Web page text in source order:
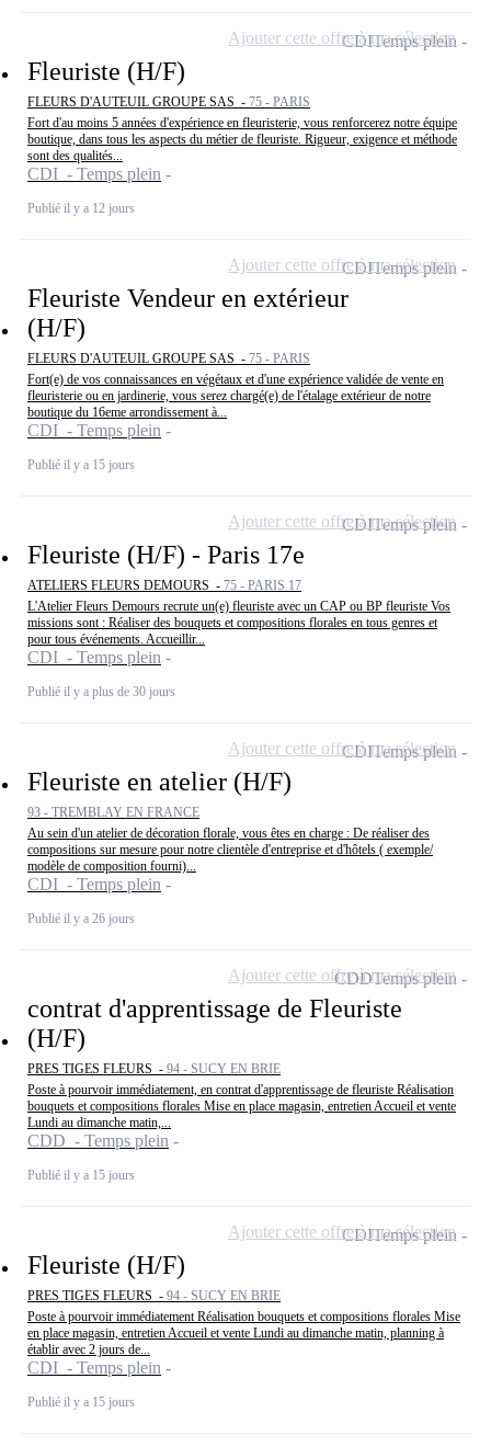
Fleuriste (H/F)
FLEURS D'AUTEUIL GROUPE SAS - 75 - PARIS
Fort d'au moins 5 années d'expérience en fleuristerie, vous renforcerez notre équipe
boutique, dans tous les aspects du métier de fleuriste. Rigueur, exigence et méthode
sont des qualités...
CDI - Temps plein
Publié il y a 12 jours
CDITemps plein
Ajouter cette offre à ma sélection
Fleuriste Vendeur en extérieur
(H/F)
FLEURS D'AUTEUIL GROUPE SAS - 75 - PARIS
Fort(e) de vos connaissances en végétaux et d'une expérience validée de vente en
fleuristerie ou en jardinerie, vous serez chargé(e) de l'étalage extérieur de notre
boutique du 16eme arrondissement à...
CDI - Temps plein
Publié il y a 15 jours
CDITemps plein
Ajouter cette offre à ma sélection
Fleuriste (H/F) - Paris 17e
ATELIERS FLEURS DEMOURS - 75 - PARIS 17
L'Atelier Fleurs Demours recrute un(e) fleuriste avec un CAP ou BP fleuriste Vos
missions sont : Réaliser des bouquets et compositions florales en tous genres et
pour tous événements. Accueillir...
CDI - Temps plein
Publié il y a plus de 30 jours
CDITemps plein
Ajouter cette offre à ma sélection
Fleuriste en atelier (H/F)
93 - TREMBLAY EN FRANCE
Au sein d'un atelier de décoration florale, vous êtes en charge : De réaliser des
compositions sur mesure pour notre clientèle d'entreprise et d'hôtels ( exemple/
modèle de composition fourni)...
CDI - Temps plein
Publié il y a 26 jours
CDITemps plein
Ajouter cette offre à ma sélection
contrat d'apprentissage de Fleuriste
(H/F)
PRES TIGES FLEURS - 94 - SUCY EN BRIE
Poste à pourvoir immédiatement, en contrat d'apprentissage de fleuriste Réalisation
bouquets et compositions florales Mise en place magasin, entretien Accueil et vente
Lundi au dimanche matin,...
CDD - Temps plein
Publié il y a 15 jours
CDDTemps plein
Ajouter cette offre à ma sélection
Fleuriste (H/F)
PRES TIGES FLEURS - 94 - SUCY EN BRIE
Poste à pourvoir immédiatement Réalisation bouquets et compositions florales Mise
en place magasin, entretien Accueil et vente Lundi au dimanche matin, planning à
établir avec 2 jours de...
CDI - Temps plein
Publié il y a 15 jours
CDITemps plein
Ajouter cette offre à ma sélection